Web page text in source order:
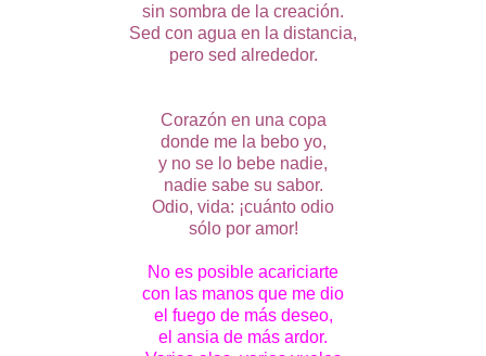
sin sombra de la creación.
Sed con agua en la distancia,
pero sed alrededor.
Corazón en una copa
donde me la bebo yo,
y no se lo bebe nadie,
nadie sabe su sabor.
Odio, vida: ¡cuánto odio
sólo por amor!
No es posible acariciarte
con las manos que me dio
el fuego de más deseo,
el ansia de más ardor.